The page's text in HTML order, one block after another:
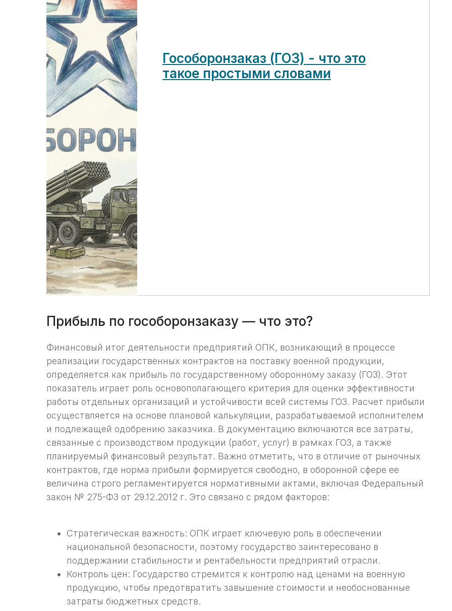
Гособоронзаказ (ГОЗ) - что это
такое простыми словами
Прибыль по гособоронзаказу — что это?
Финансовый итог деятельности предприятий ОПК, возникающий в процессе
реализации государственных контрактов на поставку военной продукции,
определяется как прибыль по государственному оборонному заказу (ГОЗ). Этот
показатель играет роль основополагающего критерия для оценки эффективности
работы отдельных организаций и устойчивости всей системы ГОЗ. Расчет прибыли
осуществляется на основе плановой калькуляции, разрабатываемой исполнителем
и подлежащей одобрению заказчика. В документацию включаются все затраты,
связанные с производством продукции (работ, услуг) в рамках ГОЗ, а также
планируемый финансовый результат. Важно отметить, что в отличие от рыночных
контрактов, где норма прибыли формируется свободно, в оборонной сфере ее
величина строго регламентируется нормативными актами, включая Федеральный
закон № 275-ФЗ от 29.12.2012 г. Это связано с рядом факторов:
Стратегическая важность: ОПК играет ключевую роль в обеспечении
национальной безопасности, поэтому государство заинтересовано в
поддержании стабильности и рентабельности предприятий отрасли.
Контроль цен: Государство стремится к контролю над ценами на военную
продукцию, чтобы предотвратить завышение стоимости и необоснованные
затраты бюджетных средств.